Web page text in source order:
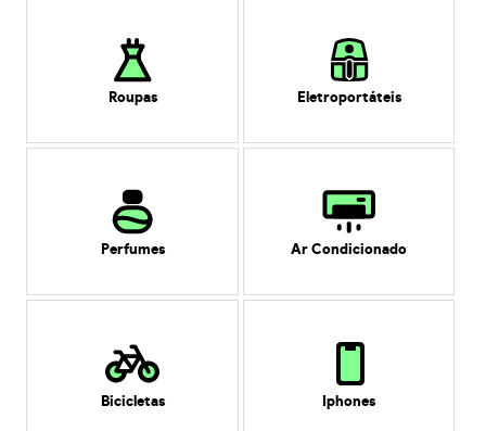
Roupas Eletroportáteis
Perfumes Ar Condicionado
Bicicletas Iphones